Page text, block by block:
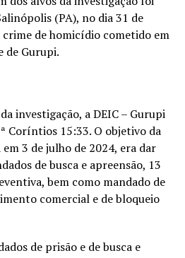
(PA), no dia 31 de
de homicídio cometido em
de Gurupi.
investigação, a DEIC – Gurupi
Coríntios 15:33. O objetivo da
3 de julho de 2024, era dar
de busca e apreensão, 13
bem como mandado de
comercial e de bloqueio
de prisão e de busca e